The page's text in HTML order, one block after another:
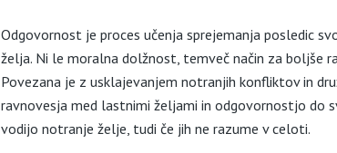
Odgovornost je proces učenja sprejemanja posledic
želja. Ni le moralna dolžnost, temveč način za boljše
Povezana je z usklajevanjem notranjih konfliktov in
ravnovesja med lastnimi željami in odgovornostjo do
vodijo notranje želje, tudi če jih ne razume v celoti.